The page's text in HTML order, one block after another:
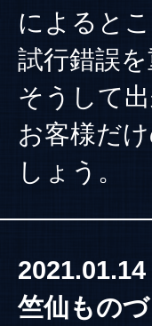
によると
試行錯誤を
そうして
お客様だ
しょう。
2021.01.14
竺仙もの